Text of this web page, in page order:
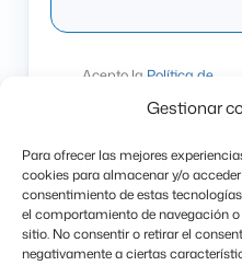
Gestionar
Para ofrecer las mejores
cookies para almacenar y/o
consentimiento de estas
el comportamiento de navegación
sitio. No consentir o retirar el
negativamente a ciertas
Acepto la Política de
Privacidad
Este formulario usa
spam.Aprenda cómo